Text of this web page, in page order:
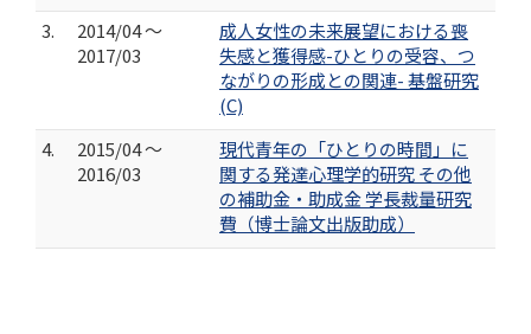
3.
2014/04 ～
2017/03
成人女性の未来展望における喪
失感と獲得感-ひとりの受容、つ
ながりの形成との関連- 基盤研究
(C)
4.
2015/04 ～
2016/03
現代青年の「ひとりの時間」に
関する発達心理学的研究 その他
の補助金・助成金 学長裁量研究
費（博士論文出版助成）